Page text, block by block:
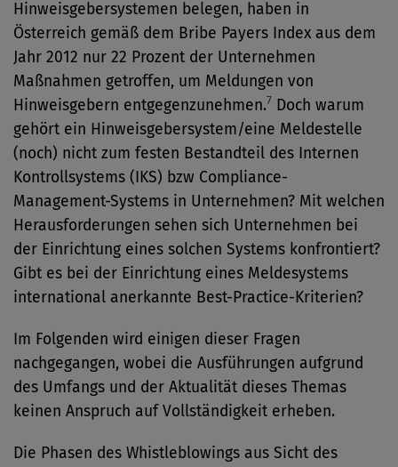
Hinweisgebersystemen belegen, haben in
Österreich gemäß dem Bribe Payers Index aus dem
Jahr 2012 nur 22 Prozent der Unternehmen
Maßnahmen getroffen, um Meldungen von
Hinweisgebern entgegenzunehmen.7 Doch warum
gehört ein Hinweisgebersystem/eine Meldestelle
(noch) nicht zum festen Bestandteil des Internen
Kontrollsystems (IKS) bzw Compliance-
Management-Systems in Unternehmen? Mit welchen
Herausforderungen sehen sich Unternehmen bei
der Einrichtung eines solchen Systems konfrontiert?
Gibt es bei der Einrichtung eines Meldesystems
international anerkannte Best-Practice-Kriterien?
Im Folgenden wird einigen dieser Fragen
nachgegangen, wobei die Ausführungen aufgrund
des Umfangs und der Aktualität dieses Themas
keinen Anspruch auf Vollständigkeit erheben.
Die Phasen des Whistleblowings aus Sicht des